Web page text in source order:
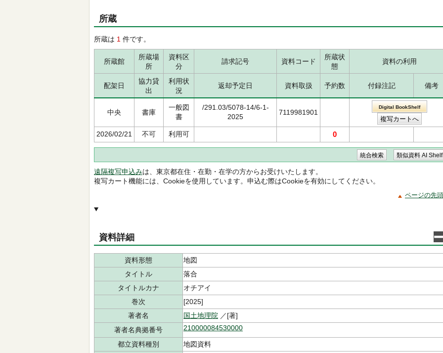
所蔵
所蔵は 1 件です。
所蔵館
所蔵場
所
資料区
分
請求記号 資料コード
所蔵状
態
資料の利用
配架日
協力貸
出
利用状
況
返却予定日 資料取扱 予約数 付録注記 備考
中央 書庫
一般図
書
/291.03/5078-14/6-1-
2025
7119981901
Digital BookShelf
2026/02/21 不可 利用可 0
遠隔複写申込みは、東京都在住・在勤・在学の方からお受けいたします。
複写カート機能には、Cookieを使用しています。申込む際はCookieを有効にしてください。
ページの先
資料詳細
資料形態
地図
タイトル
落合
タイトルカナ
オチアイ
巻次
[2025]
著者名
国土地理院 ／[著]
著者名典拠番号
210000084530000
都立資料種別
地図資料